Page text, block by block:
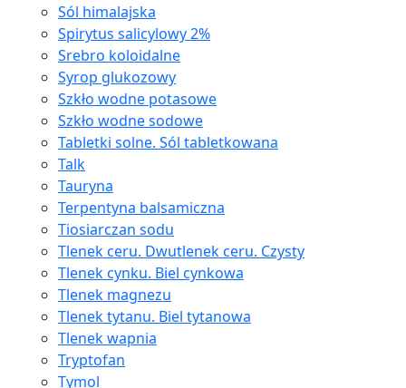
Sól himalajska
Spirytus salicylowy 2%
Srebro koloidalne
Syrop glukozowy
Szkło wodne potasowe
Szkło wodne sodowe
Tabletki solne. Sól tabletkowana
Talk
Tauryna
Terpentyna balsamiczna
Tiosiarczan sodu
Tlenek ceru. Dwutlenek ceru. Czysty
Tlenek cynku. Biel cynkowa
Tlenek magnezu
Tlenek tytanu. Biel tytanowa
Tlenek wapnia
Tryptofan
Tymol